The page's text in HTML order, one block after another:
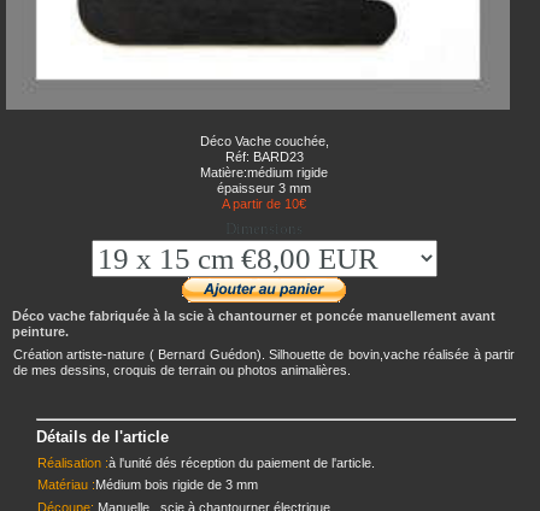
Déco Vache couchée,
Réf: BARD23
Matière:médium rigide
épaisseur 3 mm
A partir de 10€
Dimensions
Déco vache fabriquée à la scie à chantourner et poncée manuellement avant
peinture.
Création artiste-nature ( Bernard Guédon). Silhouette de bovin,vache réalisée à partir
de mes dessins, croquis de terrain ou photos animalières.
Détails de l'article
Réalisation :à l'unité dés réception du paiement de l'article.
Matériau :Médium bois rigide de 3 mm
Découpe: Manuelle , scie à chantourner électrique.